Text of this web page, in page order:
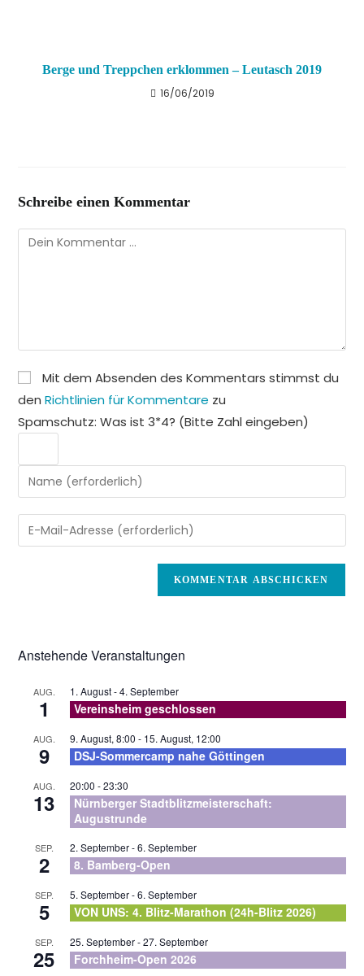
Berge und Treppchen erklommen – Leutasch 2019
16/06/2019
Schreibe einen Kommentar
Kommentar
Mit dem Absenden des Kommentars stimmst du
denRichtlinien für Kommentare zu
Spamschutz: Was ist 3*4? (Bitte Zahl eingeben)
Gib
deinen
Namen
oder
Gib
deine
ein
Anstehende Veranstaltungen
AUG.
1
1. August-4. September
Vereinsheim geschlossen
AUG.
9
9. August, 8:00 - 15. August, 12:00
DSJ-Sommercamp nahe Göttingen
AUG.
13
20:00 -23:30
Nürnberger Stadtblitzmeisterschaft:
Augustrunde
SEP.
2
2. September-6. September
8. Bamberg-Open
SEP.
5
5. September-6. September
VON UNS: 4. Blitz-Marathon (24h-Blitz 2026)
SEP.
25
25. September-27. September
Forchheim-Open 2026